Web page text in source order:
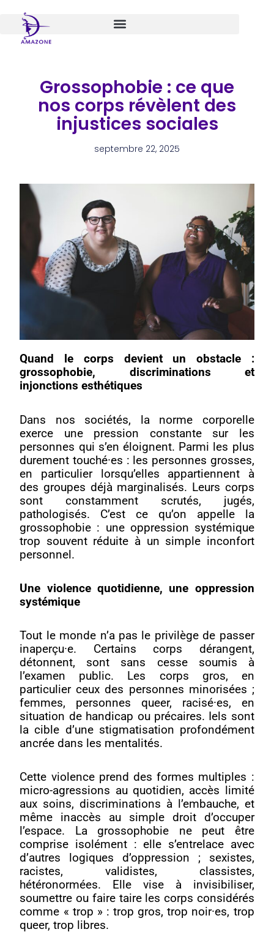
contenu
Grossophobie : ce que
nos corps révèlent des
injustices sociales
septembre 22, 2025
Quand le corps devient un obstacle :
grossophobie, discriminations et
injonctions esthétiques
Dans nos sociétés, la norme corporelle
exerce une pression constante sur les
personnes qui s’en éloignent. Parmi les plus
durement touché·es : les personnes grosses,
en particulier lorsqu’elles appartiennent à
des groupes déjà marginalisés. Leurs corps
sont constamment scrutés, jugés,
pathologisés. C’est ce qu’on appelle la
grossophobie : une oppression systémique
trop souvent réduite à un simple inconfort
personnel.
Une violence quotidienne, une oppression
systémique
Tout le monde n’a pas le privilège de passer
inaperçu·e. Certains corps dérangent,
détonnent, sont sans cesse soumis à
l’examen public. Les corps gros, en
particulier ceux des personnes minorisées ;
femmes, personnes queer, racisé·es, en
situation de handicap ou précaires. Iels sont
la cible d’une stigmatisation profondément
ancrée dans les mentalités.
Cette violence prend des formes multiples :
micro-agressions au quotidien, accès limité
aux soins, discriminations à l’embauche, et
même inaccès au simple droit d’occuper
l’espace. La grossophobie ne peut être
comprise isolément : elle s’entrelace avec
d’autres logiques d’oppression ; sexistes,
racistes, validistes, classistes,
hétéronormées. Elle vise à invisibiliser,
soumettre ou faire taire les corps considérés
comme « trop » : trop gros, trop noir·es, trop
queer, trop libres.